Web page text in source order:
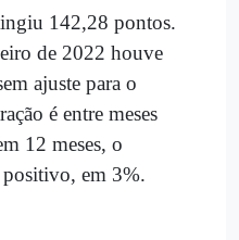
142,28 pontos.
de 2022 houve
ajuste para o
é entre meses
12 meses, o
em 3%.